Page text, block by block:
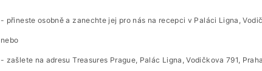
- přineste osobně a zanechte jej pro nás na recepci v Paláci Ligna,
nebo
- zašlete na adresu Treasures Prague, Palác Ligna, Vodičkova 791,